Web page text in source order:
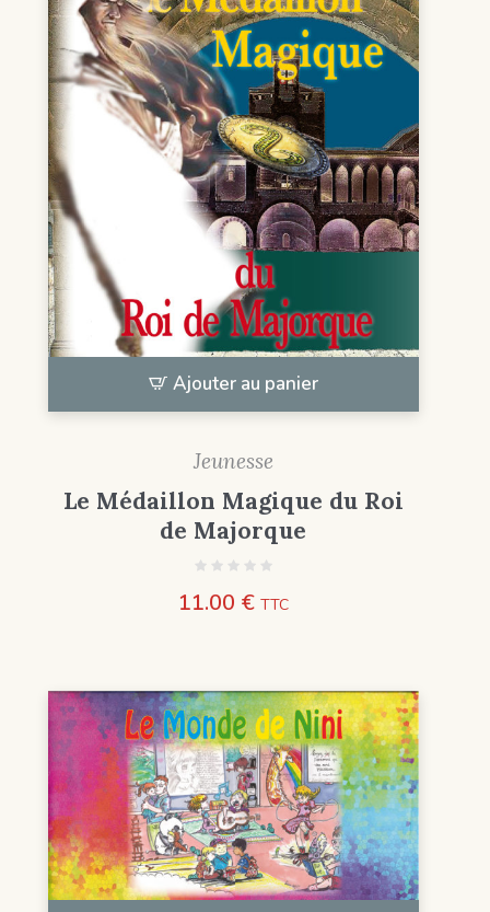
Ajouter au panier
Jeunesse
Le Médaillon Magique du Roi
de Majorque
11.00 € TTC